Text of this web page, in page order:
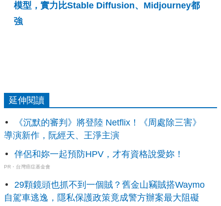
模型，實力比Stable Diffusion、Midjourney都
強
延伸閱讀
《沉默的審判》將登陸 Netflix！《周處除三害》
導演新作，阮經天、王淨主演
伴侶和妳一起預防HPV，才有資格說愛妳！
PR・台灣癌症基金會
29顆鏡頭也抓不到一個賊？舊金山竊賊搭Waymo
自駕車逃逸，隱私保護政策竟成警方辦案最大阻礙